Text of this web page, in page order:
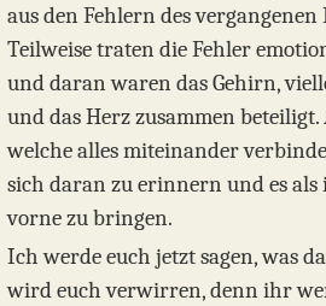
aus den Fehlern des
Teilweise traten die Fehler
und daran waren das Gehirn,
und das Herz zusammen beteiligt.
welche alles miteinander
sich daran zu erinnern und es
vorne zu bringen.
Ich werde euch jetzt sagen, was
wird euch verwirren, denn ihr